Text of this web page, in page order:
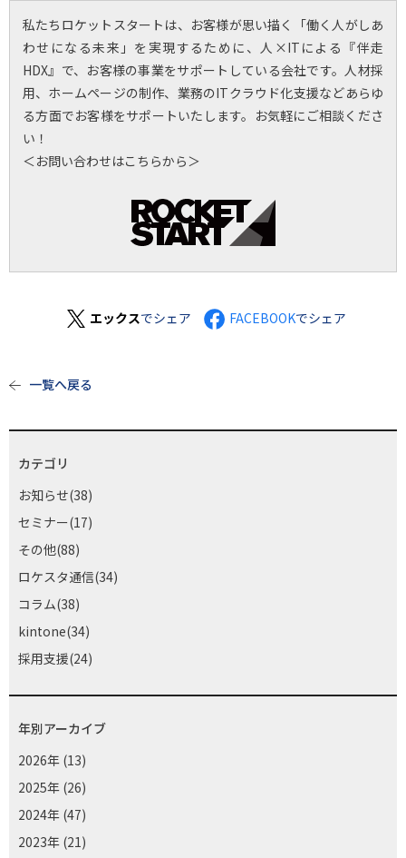
私たちロケットスタートは、お客様が思い描く「働く人がしあ
わせになる未来」を実現するために、人×ITによる『伴走
HDX』で、お客様の事業をサポートしている会社です。人材採
用、ホームページの制作、業務のITクラウド化支援などあらゆ
る方面でお客様をサポートいたします。お気軽にご相談くださ
い！
＜お問い合わせはこちらから＞
エックスでシェア FACEBOOKでシェア
一覧へ戻る
カテゴリ
お知らせ(38)
セミナー(17)
その他(88)
ロケスタ通信(34)
コラム(38)
kintone(34)
採用支援(24)
年別アーカイブ
2026年 (13)
2025年 (26)
2024年 (47)
2023年 (21)